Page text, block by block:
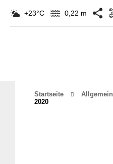
+23°C 0,22 m
Startseite Allgemein
2020